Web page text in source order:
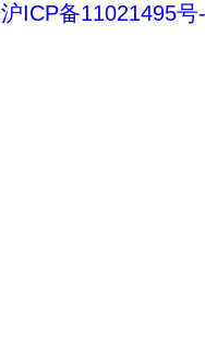
沪ICP备11021495号